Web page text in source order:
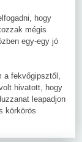
hogy
mégis
egy-egy jó
a fekvőgipsztől,
hivatott, hogy
leapadjon
körkörös